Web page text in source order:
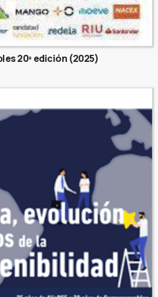
20ª edición (2025)